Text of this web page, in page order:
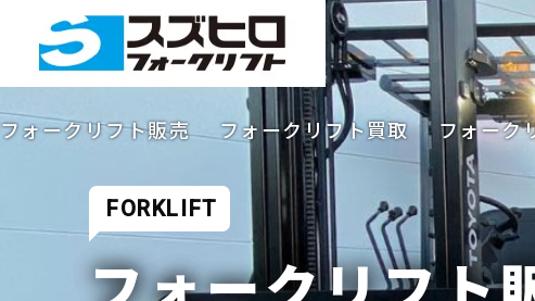
フォークリフト販売 フォークリフト買取 フォーク
FORKLIFT